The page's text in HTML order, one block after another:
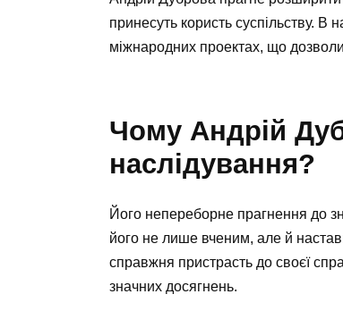
принесуть користь суспільству.
міжнародних проектах, що
Чому Андрій
наслідування?
Його непереборне прагнення до
його не лише вченим, але й
справжня пристрасть до своєї
значних досягнень.